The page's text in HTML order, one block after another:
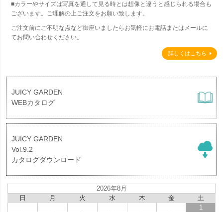
■カラーやサイズは写真を通して見る時とは想像と違うと感じられる場合も
ございます。ご理解の上ご注文をお願い致します。
ご注文前にご不明な点など御座いましたらお気軽にお電話またはメールに
てお問い合わせください。
詳しくはこちら
JUICY GARDEN
WEBカタログ
JUICY GARDEN
Vol.9.2
カタログダウンロード
2026年8月
日
月 火 水 木 金
土
1